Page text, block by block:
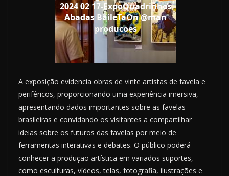
2024 02 17-ExpoQuadrinhos
Abadas BaileTaOn @man
producoes
A exposição evidencia obras de vinte artistas de favela e
periféricos, proporcionando uma experiência imersiva,
apresentando dados importantes sobre as favelas
brasileiras e convidando os visitantes a compartilhar
ideias sobre os futuros das favelas por meio de
ferramentas interativas e debates. O público poderá
conhecer a produção artística em variados suportes,
como esculturas, vídeos, telas, fotografia, ilustrações e